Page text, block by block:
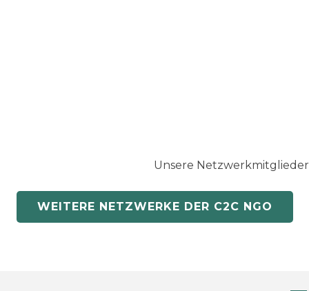
Unsere Netzwerkmitglieder
WEITERE NETZWERKE DER C2C NGO